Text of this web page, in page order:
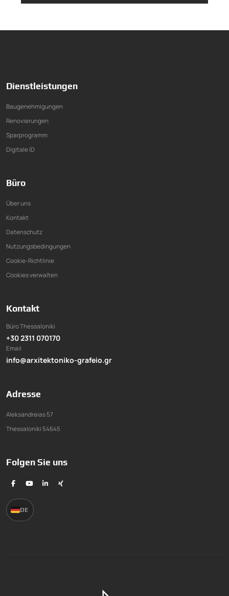
Dienstleistungen
Baugenehmigungen
Renovierungen
Sparprogramm
Digitale ID
Büro
Über uns
Kontakt
Datenschutz
Nutzungsbedingungen
Cookie-Richtlinie
Cookies verwalten
Kontakt
Büro Thessaloniki
+30 2311 070170
Email
info@arxitektoniko-grafeio.gr
Adresse
Aleksandreias 57
Thessaloniki 54645
Folgen Sie uns
DE